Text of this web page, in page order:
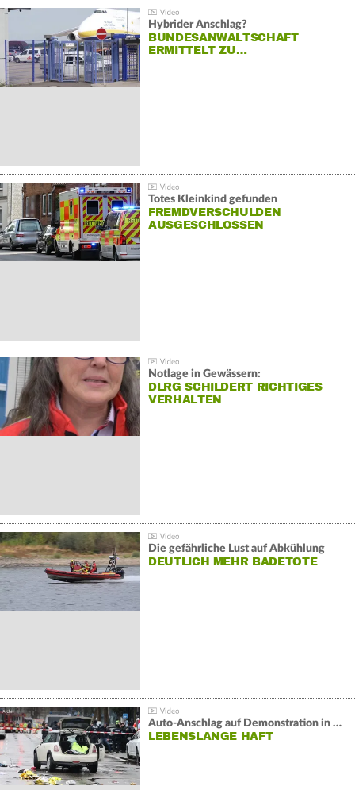
Hybrider Anschlag?
BUNDESANWALTSCHAFT
ERMITTELT ZU…
Totes Kleinkind gefunden
FREMDVERSCHULDEN
AUSGESCHLOSSEN
Notlage in Gewässern:
DLRG SCHILDERT RICHTIGES
VERHALTEN
Die gefährliche Lust auf Abkühlung
DEUTLICH MEHR BADETOTE
Auto-Anschlag auf Demonstration in München:
LEBENSLANGE HAFT